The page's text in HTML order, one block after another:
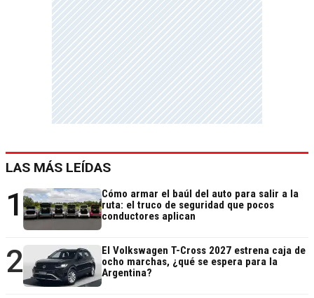
LAS MÁS LEÍDAS
1
Cómo armar el baúl del auto para salir a la
ruta: el truco de seguridad que pocos
conductores aplican
2
El Volkswagen T-Cross 2027 estrena caja de
ocho marchas, ¿qué se espera para la
Argentina?